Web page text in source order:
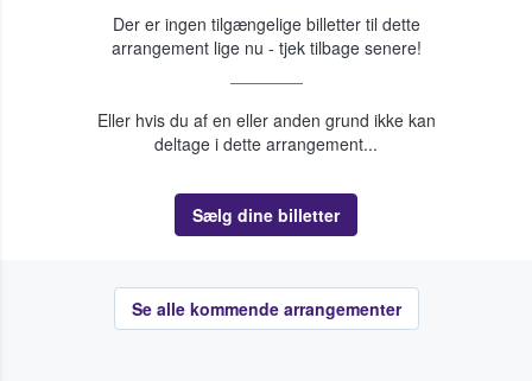
Der er ingen tilgængelige billetter til dette
arrangement lige nu - tjek tilbage senere!
Eller hvis du af en eller anden grund ikke kan
deltage i dette arrangement...
Sælg dine billetter
Se alle kommende arrangementer